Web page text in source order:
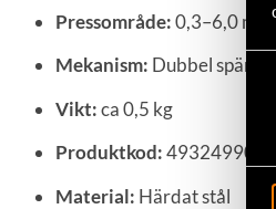
Pressområde:0,3–6,0
Mekanism: Dubbel spärr
Vikt:ca 0,5 kg
Produktkod:4932499025
Material: Härdat stål